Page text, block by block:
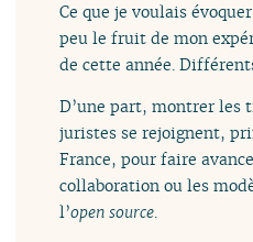
Ce que je voulais
peu le fruit de mon
de cette année.
D’une part, montrer les
juristes se rejoignent,
France, pour faire
collaboration ou les
l’open source.